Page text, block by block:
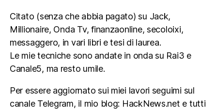
Citato (senza che abbia pagato) su Jack,
Millionaire, Onda Tv, finanzaonline, secoloixi,
messaggero, in vari libri e tesi di laurea.
Le mie tecniche sono andate in onda su Rai3 e
Canale5, ma resto umile.
Per essere aggiornato sui miei lavori seguimi sul
canale Telegram, il mio blog: HackNews.net e tutti